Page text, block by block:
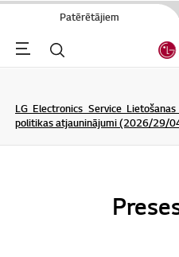
Patērētājiem
Menu Meklēt
LG Electronics Service
politikas atjauninājumi (2026/29/